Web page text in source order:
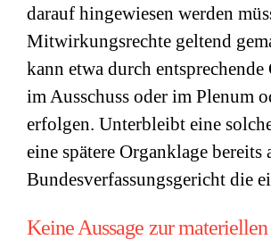
darauf hingewiesen werden
Mitwirkungsrechte geltend
kann etwa durch
im Ausschuss oder im Plenum
erfolgen. Unterbleibt eine
eine spätere Organklage
Bundesverfassungsgericht die
Keine Aussage zur